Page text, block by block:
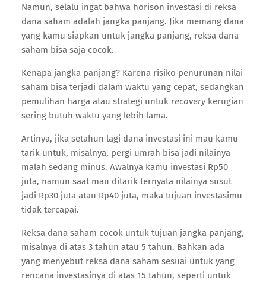
Namun, selalu ingat bahwa horison investasi di reksa
dana saham adalah jangka panjang. Jika memang dana
yang kamu siapkan untuk jangka panjang, reksa dana
saham bisa saja cocok.
Kenapa jangka panjang? Karena risiko penurunan nilai
saham bisa terjadi dalam waktu yang cepat, sedangkan
pemulihan harga atau strategi untuk recoverykerugian
sering butuh waktu yang lebih lama.
Artinya, jika setahun lagi dana investasi ini mau kamu
tarik untuk, misalnya, pergi umrah bisa jadi nilainya
malah sedang minus. Awalnya kamu investasi Rp50
juta, namun saat mau ditarik ternyata nilainya susut
jadi Rp30 juta atau Rp40 juta, maka tujuan investasimu
tidak tercapai.
Reksa dana saham cocok untuk tujuan jangka panjang,
misalnya di atas 3 tahun atau 5 tahun. Bahkan ada
yang menyebut reksa dana saham sesuai untuk yang
rencana investasinya di atas 15 tahun, seperti untuk